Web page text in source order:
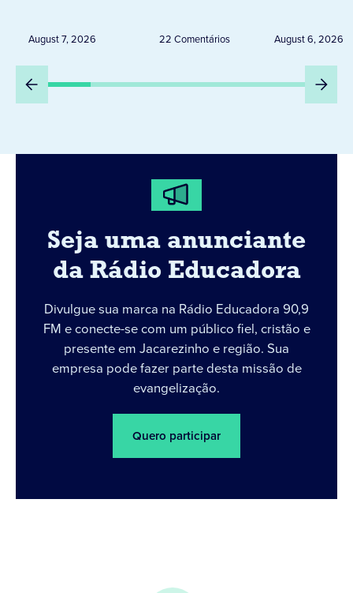
August 7, 2026 22 Comentários
Peru
August 6, 2026
Seja uma anunciante
da Rádio Educadora
Divulgue sua marca na Rádio Educadora 90,9
FM e conecte-se com um público fiel, cristão e
presente em Jacarezinho e região. Sua
empresa pode fazer parte desta missão de
evangelização.
Quero participar